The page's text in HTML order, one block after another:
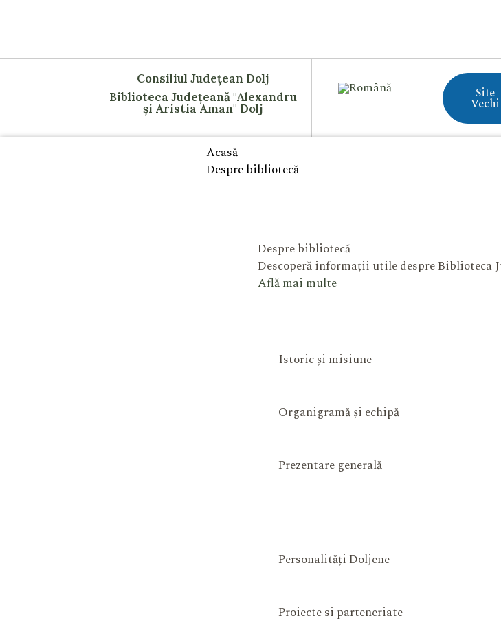
Consiliul Județean Dolj
Biblioteca Județeană "Alexandru
și Aristia Aman" Dolj
Site
Vechi
Acasă
Despre bibliotecă
Despre bibliotecă
Descoperă informații utile despre Biblioteca
Află mai multe
Istoric și misiune
Organigramă și echipă
Prezentare generală
Personalități Doljene
Proiecte si parteneriate